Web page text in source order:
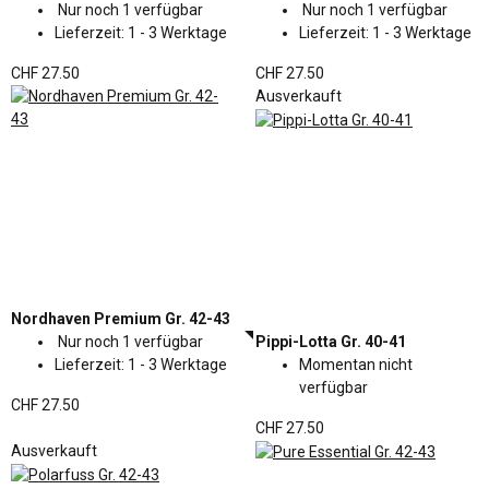
Nur noch 1 verfügbar
Lieferzeit: 1 - 3 Werktage
CHF 27.50
Nur noch 1 verfügbar
Lieferzeit: 1 - 3 Werktage
CHF 27.50
Nordhaven Premium Gr. 42-43
Nur noch 1 verfügbar
Lieferzeit: 1 - 3 Werktage
CHF 27.50
Ausverkauft
Pippi-Lotta Gr. 40-41
Momentan nicht
verfügbar
CHF 27.50
Ausverkauft